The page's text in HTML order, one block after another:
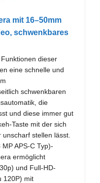
mit 16–50mm
schwenkbares
dieser
eine schnelle und
schwenkbaren
die
und diese immer gut
Taste mit der sich
stellen lässt.
APS-C Typ)-
ermöglicht
und Full-HD-
120P) mit